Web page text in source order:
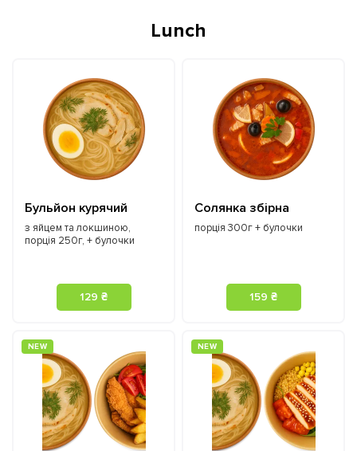
Lunch
Бульйон курячий
з яйцем та локшиною,
порція 250г, + булочки
129 ₴
Солянка збірна
порція 300г + булочки
159 ₴
NEW NEW